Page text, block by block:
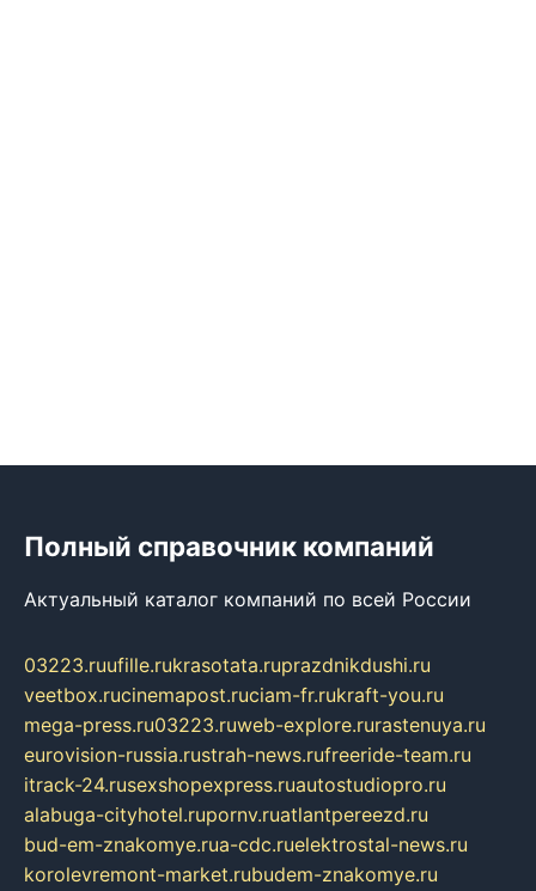
Полный справочник компаний
Актуальный каталог компаний по всей России
03223.ruufille.rukrasotata.ruprazdnikdushi.ru
veetbox.rucinemapost.ruciam-fr.rukraft-you.ru
mega-press.ru03223.ruweb-explore.rurastenuya.ru
eurovision-russia.rustrah-news.rufreeride-team.ru
itrack-24.rusexshopexpress.ruautostudiopro.ru
alabuga-cityhotel.rupornv.ruatlantpereezd.ru
bud-em-znakomye.rua-cdc.ruelektrostal-news.ru
korolevremont-market.rubudem-znakomye.ru